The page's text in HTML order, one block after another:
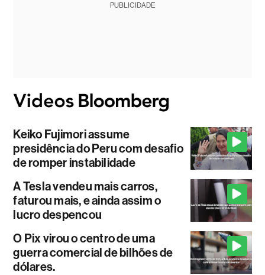
PUBLICIDADE
Keiko Fujimori assume
presidência do Peru com desafio
de romper instabilidade
A Tesla vendeu mais carros,
faturou mais, e ainda assim o
lucro despencou
O Pix virou o centro de uma
guerra comercial de bilhões de
dólares.